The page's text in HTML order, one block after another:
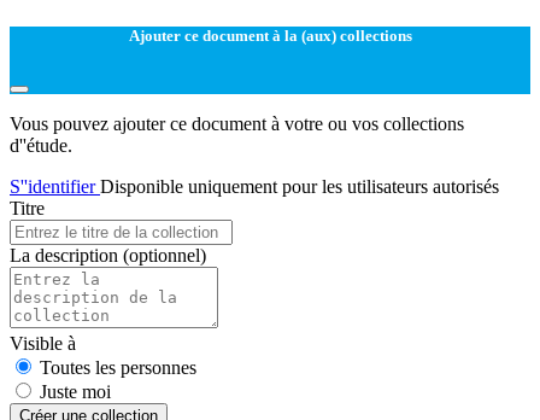
Ajouter ce document à la (aux) collections
Vous pouvez ajouter ce document à votre ou vos collections
d''étude.
S''identifierDisponible uniquement pour les utilisateurs autorisés
Titre
La description (optionnel)
Visible à
Toutes les personnes
Juste moi
Créer une collection